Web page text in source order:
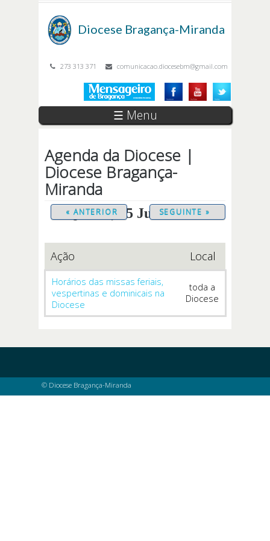
Diocese Bragança-Miranda
273 313 371 comunicacao.diocesebm@gmail.com
☰ Menu
Agenda da Diocese |
Diocese Bragança-
Miranda
Quarta, 15 Julho 2026
« ANTERIOR SEGUINTE »
Ação Local
Horários das missas feriais,
vespertinas e dominicais na
Diocese
toda a
Diocese
© Diocese Bragança-Miranda